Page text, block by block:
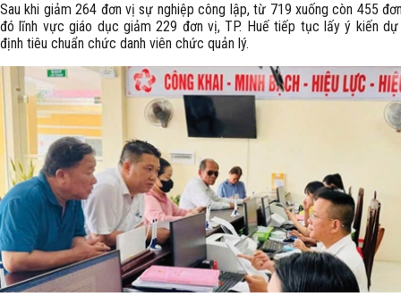
Sau khi giảm 264 đơn vị sự nghiệp công lập, từ 719 xuống còn 455
đó lĩnh vực giáo dục giảm 229 đơn vị, TP. Huế tiếp tục lấy ý kiến
định tiêu chuẩn chức danh viên chức quản lý.